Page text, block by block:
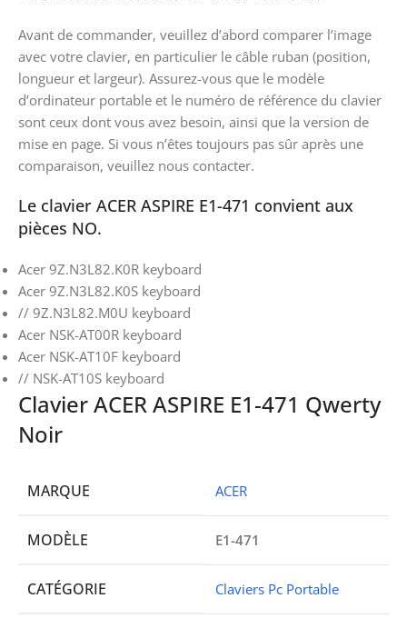
Avant de commander, veuillez d’abord comparer l’image
avec votre clavier, en particulier le câble ruban (position,
longueur et largeur). Assurez-vous que le modèle
d’ordinateur portable et le numéro de référence du clavier
sont ceux dont vous avez besoin, ainsi que la version de
mise en page. Si vous n’êtes toujours pas sûr après une
comparaison, veuillez nous contacter.
Le clavier ACER ASPIRE E1-471 convient aux
pièces NO.
Acer 9Z.N3L82.K0R keyboard
Acer 9Z.N3L82.K0S keyboard
// 9Z.N3L82.M0U keyboard
Acer NSK-AT00R keyboard
Acer NSK-AT10F keyboard
// NSK-AT10S keyboard
Clavier ACER ASPIRE E1-471 Qwerty
Noir
MARQUE ACER
MODÈLE E1-471
CATÉGORIE Claviers Pc Portable